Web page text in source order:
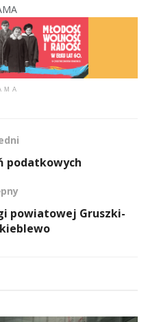
podatkowych
powiatowej Gruszki-